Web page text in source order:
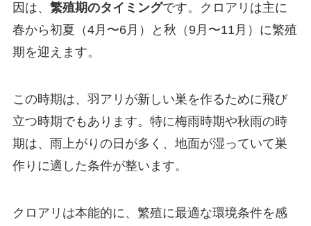
因は、 繁殖期のタイミングです。クロアリは主に
春から初夏（4月〜6月）と秋（9月〜11月）に繁殖
期を迎えます。
この時期は、羽アリが新しい巣を作るために飛び
立つ時期でもあります。特に梅雨時期や秋雨の時
期は、雨上がりの日が多く、地面が湿っていて巣
作りに適した条件が整います。
クロアリは本能的に、繁殖に最適な環境条件を感